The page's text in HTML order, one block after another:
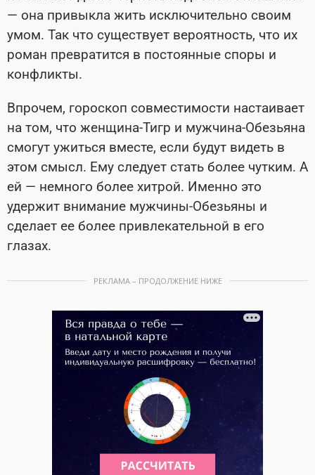
— она привыкла жить исключительно своим
умом. Так что существует вероятность, что их
роман превратится в постоянные споры и
конфликты.
Впрочем, гороскоп совместимости настаивает
на том, что женщина-Тигр и мужчина-Обезьяна
смогут ужиться вместе, если будут видеть в
этом смысл. Ему следует стать более чутким. А
ей — немного более хитрой. Именно это
удержит внимание мужчины-Обезьяны и
сделает ее более привлекательной в его
глазах.
РЕКЛАМА – ПРОДОЛЖЕНИЕ НИЖЕ